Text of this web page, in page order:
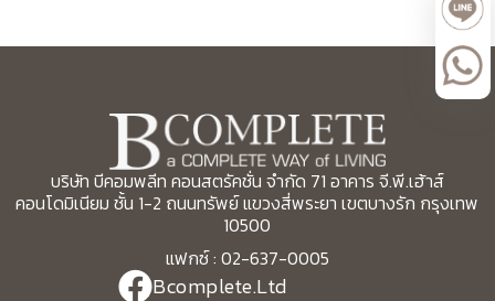
บริษัท บีคอมพลีท คอนสตรัคชั่น จำกัด 71 อาคาร จี.พี.เฮ้าส์
คอนโดมิเนียม ชั้น 1-2 ถนนทรัพย์ แขวงสี่พระยา เขตบางรัก กรุงเทพ
10500
แฟกซ์ : 02-637-0005
Bcomplete.Ltd